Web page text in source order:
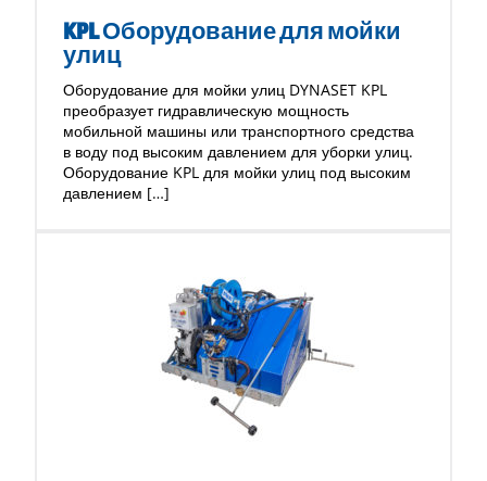
KPL Оборудование для мойки
улиц
Оборудование для мойки улиц DYNASET KPL
преобразует гидравлическую мощность
мобильной машины или транспортного средства
в воду под высоким давлением для уборки улиц.
Оборудование KPL для мойки улиц под высоким
давлением […]